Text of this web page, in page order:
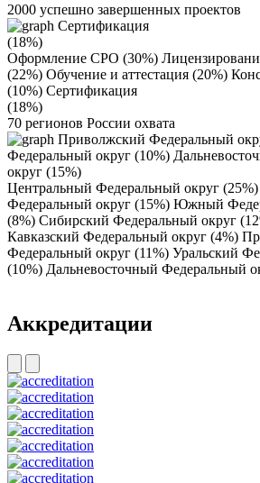
2000 успешно завершенных проектов
Сертификация
(18%)
Оформление СРО (30%)
(22%) Обучение и аттестация (20%)
(10%) Сертификация
(18%)
70 регионов России охвата
Приволжский Федеральный
Федеральный округ (10%)
округ (15%)
Центральный Федеральный округ (25%)
Федеральный округ (15%) Южный
(8%) Сибирский Федеральный округ
Кавказский Федеральный округ (4%)
Федеральный округ (11%) Уральский
(10%) Дальневосточный Федеральный
Aккредитации